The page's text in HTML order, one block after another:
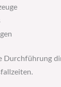
Durchführung